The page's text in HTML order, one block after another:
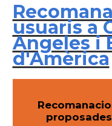
usuaris a
Angeles i
d'Amèrica